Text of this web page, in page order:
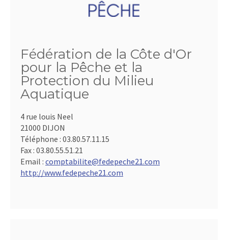
Fédération de la Côte d'Or
pour la Pêche et la
Protection du Milieu
Aquatique
4 rue louis Neel
21000 DIJON
Téléphone : 03.80.57.11.15
Fax : 03.80.55.51.21
Email : comptabilite@fedepeche21.com
http://www.fedepeche21.com